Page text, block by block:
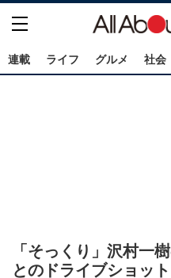
連載 ライフ グルメ 社会
「そっくり」沢村一
とのドライブショッ